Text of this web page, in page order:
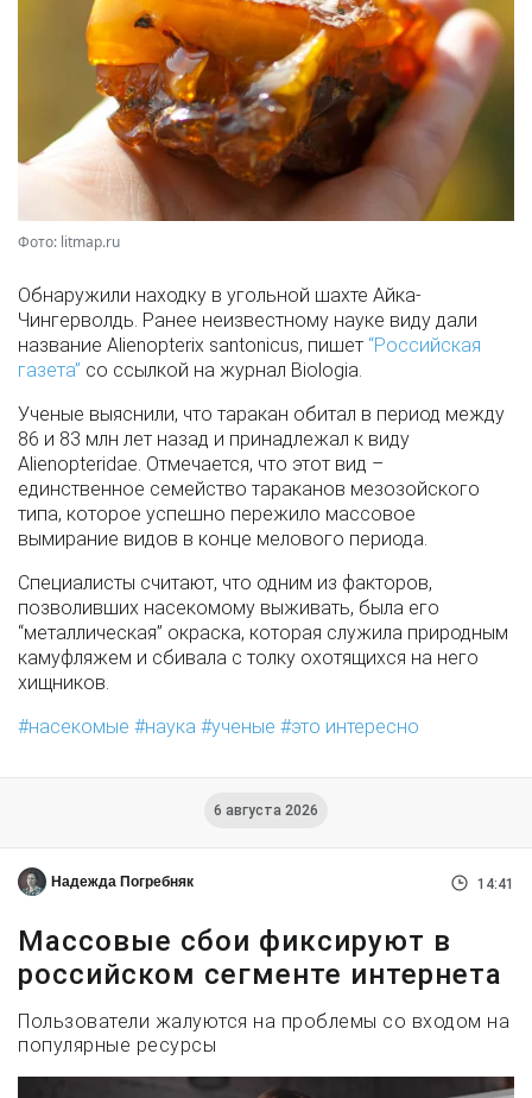
Фото: litmap.ru
Обнаружили находку в угольной шахте Айка-
Чингерволдь. Ранее неизвестному науке виду дали
название Alienopterix santonicus, пишет “Российская
газета” со ссылкой на журнал Biologia.
Ученые выяснили, что таракан обитал в период между
86 и 83 млн лет назад и принадлежал к виду
Alienopteridae. Отмечается, что этот вид –
единственное семейство тараканов мезозойского
типа, которое успешно пережило массовое
вымирание видов в конце мелового периода.
Специалисты считают, что одним из факторов,
позволивших насекомому выживать, была его
“металлическая” окраска, которая служила природным
камуфляжем и сбивала с толку охотящихся на него
хищников.
насекомые
наука ученые это интересно
6 августа 2026
Надежда Погребняк 14:41
Массовые сбои фиксируют в
российском сегменте интернета
Пользователи жалуются на проблемы со входом на
популярные ресурсы